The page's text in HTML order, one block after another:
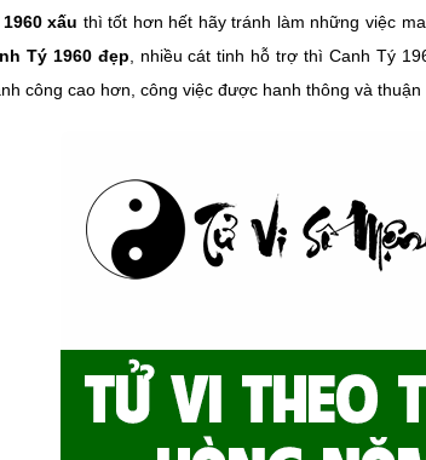
xấu thì tốt hơn hết hãy tránh làm những việc
Tý 1960 đẹp , nhiều cát tinh hỗ trợ thì Canh Tý
công cao hơn, công việc được hanh thông và thuận